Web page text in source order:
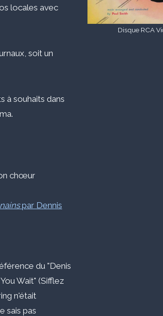
locales avec
soit un
à souhaits dans
chœur
par Dennis
du "Denis
Wait" (Sifflez
n'était
sais pas
Disque RCA